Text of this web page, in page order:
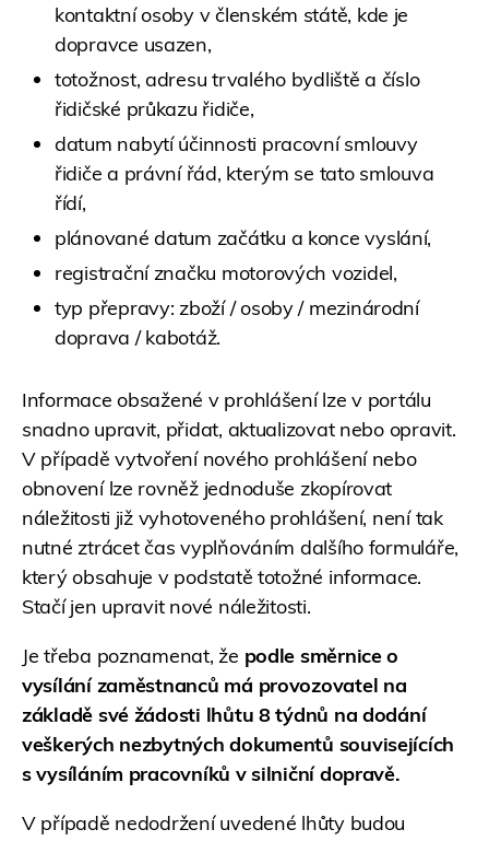
kontaktní osoby v členském státě, kde je
dopravce usazen,
totožnost, adresu trvalého bydliště a číslo
řidičské průkazu řidiče,
datum nabytí účinnosti pracovní smlouvy
řidiče a právní řád, kterým se tato smlouva
řídí,
plánované datum začátku a konce vyslání,
registrační značku motorových vozidel,
typ přepravy: zboží / osoby / mezinárodní
doprava / kabotáž.
Informace obsažené v prohlášení lze v portálu
snadno upravit, přidat, aktualizovat nebo opravit.
V případě vytvoření nového prohlášení nebo
obnovení lze rovněž jednoduše zkopírovat
náležitosti již vyhotoveného prohlášení, není tak
nutné ztrácet čas vyplňováním dalšího formuláře,
který obsahuje v podstatě totožné informace.
Stačí jen upravit nové náležitosti.
Je třeba poznamenat, že podle směrnice o
vysílání zaměstnanců má provozovatel na
základě své žádosti lhůtu 8 týdnů na dodání
veškerých nezbytných dokumentů souvisejících
s vysíláním pracovníků v silniční dopravě.
V případě nedodržení uvedené lhůty budou